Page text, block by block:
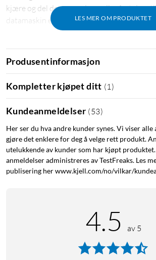
LES MER OM PRODUKTET
kjære og del dem som de er, eller fest dem
datamaskin eller hvor enn du ønsker.
Kompakt og klar
Skriveren er enkel å ta med takket være den
størrelsen. Det innebygde batteriet lades
eller powerbank med en USB-kabel (ikke
Polaroid Hi-Print 2x3-papir som med
utskriftskvalitet sammenlignet med tidligere
Zinkpapirteknologi. Skriveren krever ikke
ligger i fotopapiret. For papirpatroner se:
20-pk.(20636)
60-pk.(20637)
Mål: 150,8x26,9x79,5 mm
Produsentinformasjon
Kompletter kjøpet ditt (1 )
Kundeanmeldelser (53)
Her ser du hva andre kunder synes. Vi viser
gjøre det enklere for deg å velge rett produkt.
utelukkende av kunder som har kjøpt
anmeldelser administreres av TestFreaks. Les
publisering her www.kjell.com/no/vilkar/
4.5 av 5